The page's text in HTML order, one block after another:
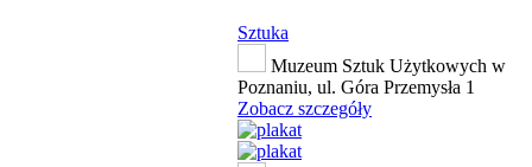
Sztuka
Muzeum Sztuk Użytkowych w
Poznaniu, ul. Góra Przemysła 1
Zobacz szczegóły